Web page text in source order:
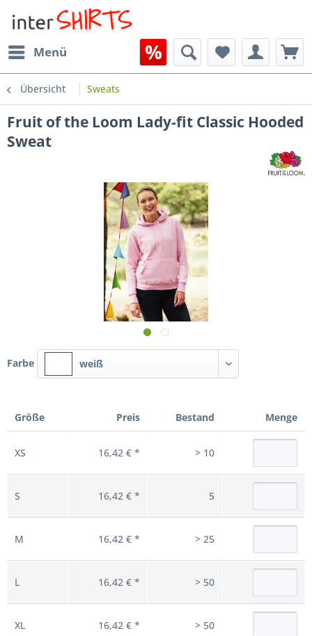
Menü
Übersicht Sweats
Fruit of the Loom Lady-fit Classic Hooded
Sweat
Farbe weiß
Größe Preis Bestand Menge
XS 16,42 € * > 10
S 16,42 € * 5
M 16,42 € * > 25
L 16,42 € * > 50
XL 16,42 € * > 50